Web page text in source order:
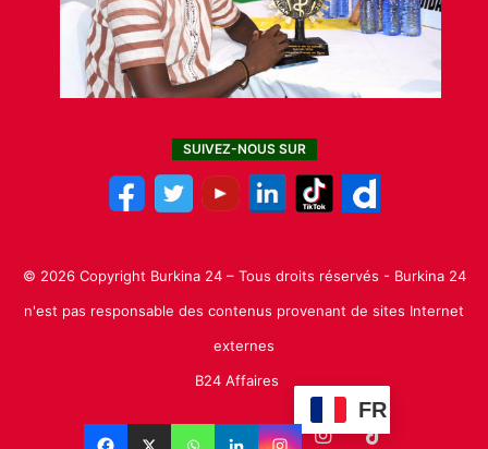
SUIVEZ-NOUS SUR
© 2026 Copyright Burkina 24 – Tous droits réservés - Burkina 24
n'est pas responsable des contenus provenant de sites Internet
externes
B24 Affaires
FR
Facebook LinkedinYouTubeInstagram
TikTok